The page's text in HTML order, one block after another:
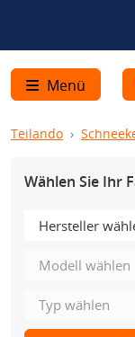
Menü
Teilando
Wählen Sie Ihr